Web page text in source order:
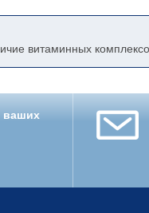
витаминных
ваших